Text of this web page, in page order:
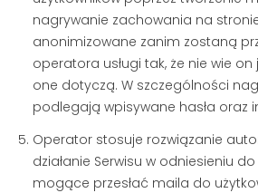
nagrywanie zachowania na
anonimizowane zanim zostaną
operatora usługi tak, że nie wie
one dotyczą. W szczególności
podlegają wpisywane hasła oraz
Operator stosuje rozwiązanie
działanie Serwisu w odniesieniu
mogące przesłać maila do